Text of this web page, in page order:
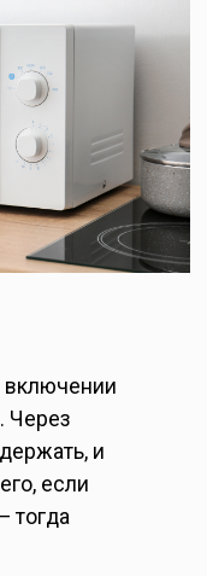
включении
Через
и
если
тогда